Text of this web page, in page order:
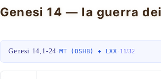
Genesi 14 — la guerra
Genesi 14,1-24·MT (OSHB) + LXX· 11/32